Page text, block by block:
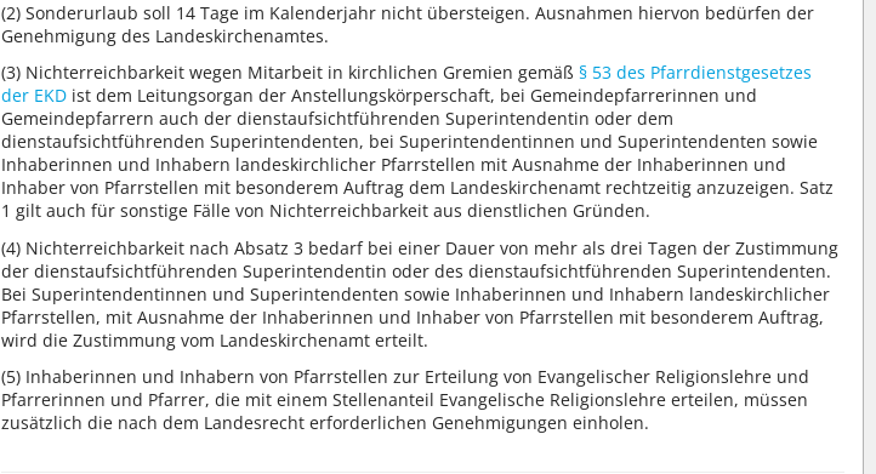
(2) Sonderurlaub soll 14 Tage im Kalenderjahr nicht übersteigen. Ausnahmen hiervon bedürfen der
Genehmigung des Landeskirchenamtes.
(3) Nichterreichbarkeit wegen Mitarbeit in kirchlichen Gremien gemäß§ 53 des Pfarrdienstgesetzes
der EKD ist dem Leitungsorgan der Anstellungskörperschaft, bei Gemeindepfarrerinnen und
Gemeindepfarrern auch der dienstaufsichtführenden Superintendentin oder dem
dienstaufsichtführenden Superintendenten, bei Superintendentinnen und Superintendenten sowie
Inhaberinnen und Inhabern landeskirchlicher Pfarrstellen mit Ausnahme der Inhaberinnen und
Inhaber von Pfarrstellen mit besonderem Auftrag dem Landeskirchenamt rechtzeitig anzuzeigen. Satz
1 gilt auch für sonstige Fälle von Nichterreichbarkeit aus dienstlichen Gründen.
(4) Nichterreichbarkeit nach Absatz 3 bedarf bei einer Dauer von mehr als drei Tagen der Zustimmung
der dienstaufsichtführenden Superintendentin oder des dienstaufsichtführenden Superintendenten.
Bei Superintendentinnen und Superintendenten sowie Inhaberinnen und Inhabern landeskirchlicher
Pfarrstellen, mit Ausnahme der Inhaberinnen und Inhaber von Pfarrstellen mit besonderem Auftrag,
wird die Zustimmung vom Landeskirchenamt erteilt.
(5) Inhaberinnen und Inhabern von Pfarrstellen zur Erteilung von Evangelischer Religionslehre und
Pfarrerinnen und Pfarrer, die mit einem Stellenanteil Evangelische Religionslehre erteilen, müssen
zusätzlich die nach dem Landesrecht erforderlichen Genehmigungen einholen.